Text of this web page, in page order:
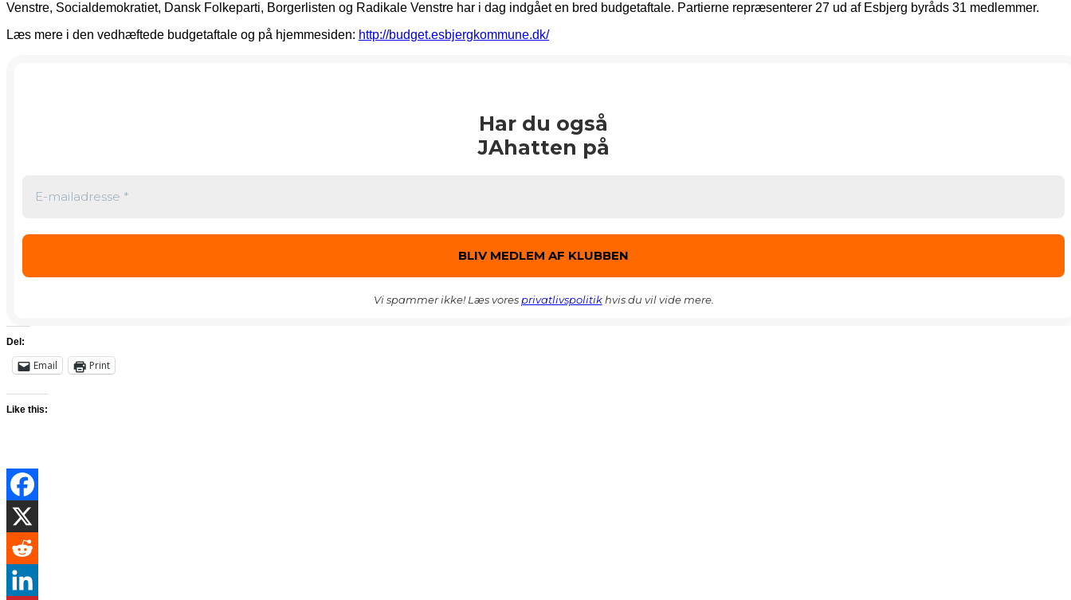
Venstre, Socialdemokratiet, Dansk Folkeparti, Borgerlisten og Radikale Venstre har i dag indgået en bred budgetaftale. Partierne repræsenterer 27 ud af Esbjerg byråds 31 medlemmer.
Læs mere i den vedhæftede budgetaftale og på hjemmesiden: http://budget.esbjergkommune.dk/
Har du også
JAhatten på
Vi spammer ikke! Læs voresprivatlivspolitikhvis du vil vide mere.
Del:
Email Print
Like this: